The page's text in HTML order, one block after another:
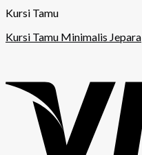
Kursi Tamu
Kursi Tamu Minimalis Jepara